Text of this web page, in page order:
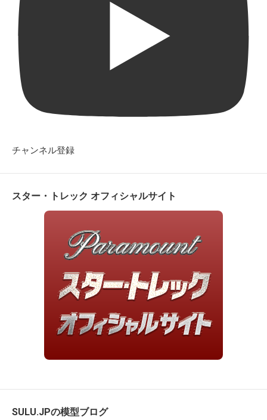
チャンネル登録
スター・トレック オフィシャルサイト
SULU.JPの模型ブログ